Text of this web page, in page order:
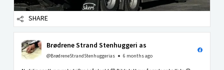
SHARE
Brødrene Strand Stenhuggeri as
@BrødreneStrandStenhuggerias 6 months ago